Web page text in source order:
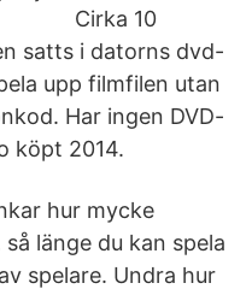
Cirka 10
satts i datorns dvd-
upp filmfilen utan
Har ingen DVD-
köpt 2014.
hur mycke
länge du kan spela
spelare. Undra hur